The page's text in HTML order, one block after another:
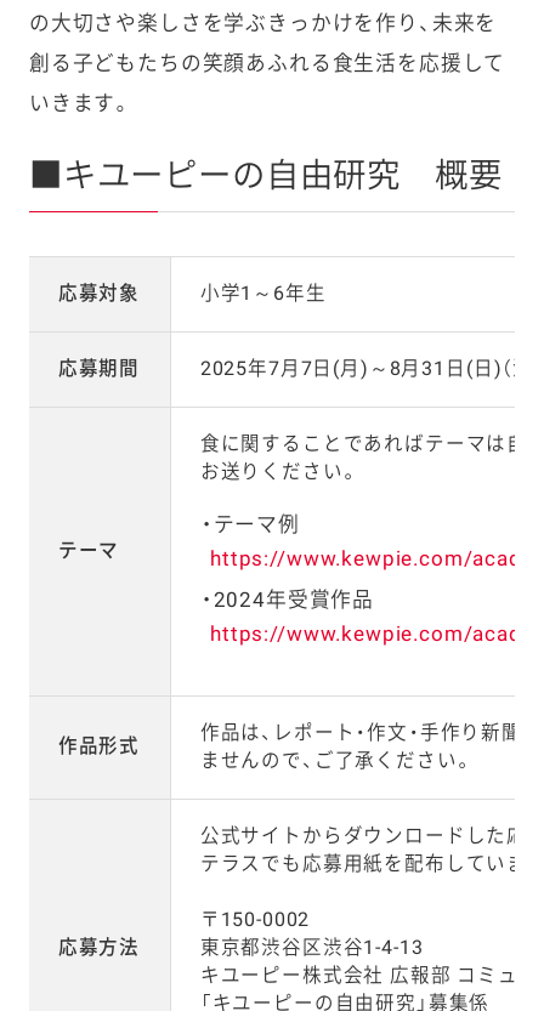
の大切さや楽しさを学ぶきっかけを作り、未来を
創る子どもたちの笑顔あふれる食生活を応援して
いきます。
■キユーピーの自由研究 概要
応募対象 小学1～6年生
応募期間 2025年7月7日(月)～8月31日(日)（消
テーマ
食に関することであればテーマは自
お送りください。
テーマ例
https://www.kewpie.com/
2024年受賞作品
https://www.kewpie.com/
作品形式
作品は、レポート・作文・手作り新聞
ませんので、ご了承ください。
応募方法
公式サイトからダウンロードした応募
テラスでも応募用紙を配布しています
〒150-0002
東京都渋谷区渋谷1-4-13
キユーピー株式会社 広報部 コミュ
「キユーピーの自由研究」募集係